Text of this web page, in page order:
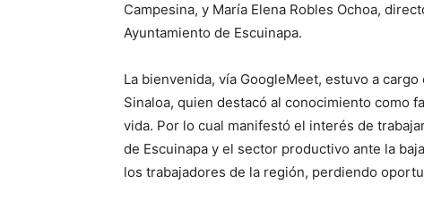
Campesina, y María Elena Robles Ochoa,
Ayuntamiento de Escuinapa.
La bienvenida, vía GoogleMeet, estuvo a
Sinaloa, quien destacó al conocimiento como
vida. Por lo cual manifestó el interés de
de Escuinapa y el sector productivo ante la
los trabajadores de la región, perdiendo